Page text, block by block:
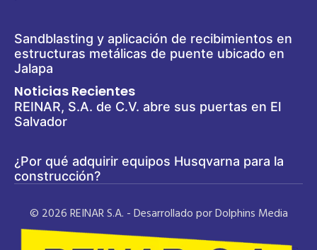
Sandblasting y aplicación de recibimientos en
estructuras metálicas de puente ubicado en
Jalapa
Noticias Recientes
REINAR, S.A. de C.V. abre sus puertas en El
Salvador
¿Por qué adquirir equipos Husqvarna para la
construcción?
© 2026 REINAR S.A. - Desarrollado por Dolphins Media